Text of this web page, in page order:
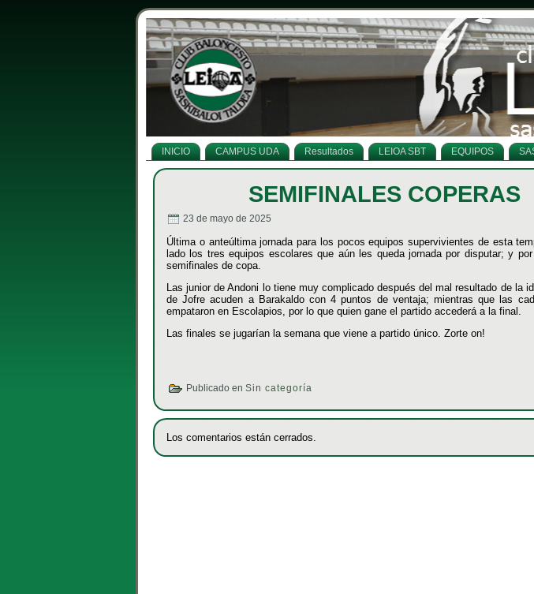
INICIO CAMPUS UDA Resultados LEIOA SBT EQUIPOS
SEMIFINALES COPERAS
23 de mayo de 2025
Última o anteúltima jornada para los pocos equipos supervivientes de esta
lado los tres equipos escolares que aún les queda jornada por disputar; y
semifinales de copa.
Las junior de Andoni lo tiene muy complicado después del mal resultado de la
de Jofre acuden a Barakaldo con 4 puntos de ventaja; mientras que las
empataron en Escolapios, por lo que quien gane el partido accederá a la final.
Las finales se jugarían la semana que viene a partido único. Zorte on!
Publicado en Sin categoría
Los comentarios están cerrados.